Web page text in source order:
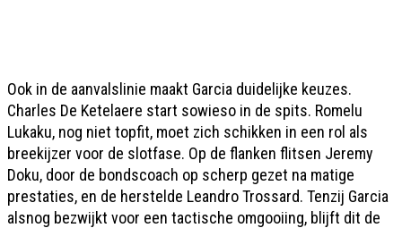
Ook in de aanvalslinie maakt Garcia duidelijke keuzes.
Charles De Ketelaere start sowieso in de spits. Romelu
Lukaku, nog niet topfit, moet zich schikken in een rol als
breekijzer voor de slotfase. Op de flanken flitsen Jeremy
Doku, door de bondscoach op scherp gezet na matige
prestaties, en de herstelde Leandro Trossard. Tenzij Garcia
alsnog bezwijkt voor een tactische omgooiing, blijft dit de